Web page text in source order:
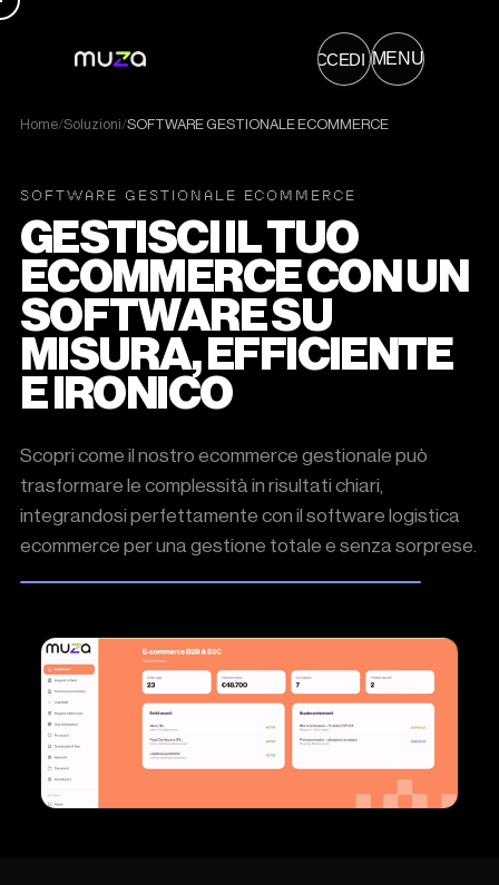
ACCEDI→
MENU
PRODOTTI
Home/Soluzioni/SOFTWARE GESTIONALE ECOMMERCE
SOFTWARE GESTIONALE ECOMMERCE
GESTISCI IL TUO
ECOMMERCE CON UN
SOFTWARE SU
MISURA, EFFICIENTE
E IRONICO
Scopri come il nostro ecommerce gestionale può
trasformare le complessità in risultati chiari,
integrandosi perfettamente con il software logistica
ecommerce per una gestione totale e senza sorprese.